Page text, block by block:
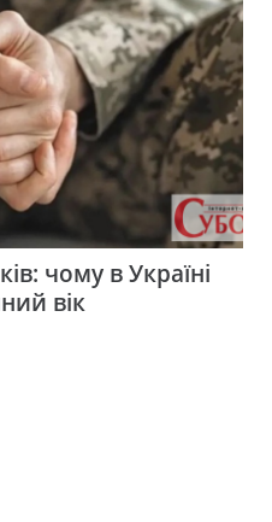
чому в Україні
вік